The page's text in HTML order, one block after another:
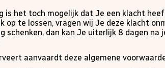
is het toch mogelijk dat Je een klacht
op te lossen, vragen wij Je deze klacht
schenken, dan kan Je uiterlijk 8 dagen
aanvaardt deze algemene